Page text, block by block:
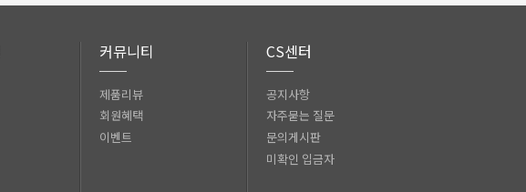
커뮤니티
제품리뷰
회원혜택
이벤트
CS센터
공지사항
자주묻는 질문
문의게시판
미확인 입금자